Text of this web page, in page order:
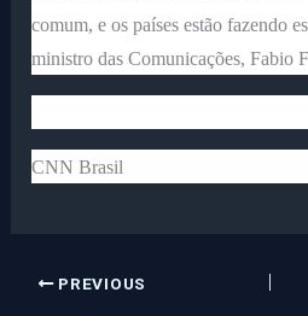
comum, e os países estão fazendo
ministro das Comunicações, Fabio
CNN Brasil
PREVIOUS